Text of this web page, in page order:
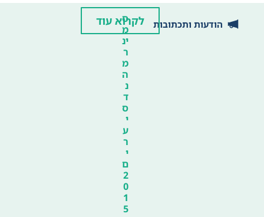
הודעות ותכתובות
ס
מ
ינ
ר
מ
ה
נ
ד
ס
י
ע
ר
י
ם
2
0
1
5
לקרוא עוד